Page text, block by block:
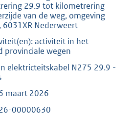
29.9 tot kilometrering
van de weg, omgeving
Nederweert
activiteit in het
provinciale wegen
elektricteitskabel N275 29.9 -
maart 2026
00000630